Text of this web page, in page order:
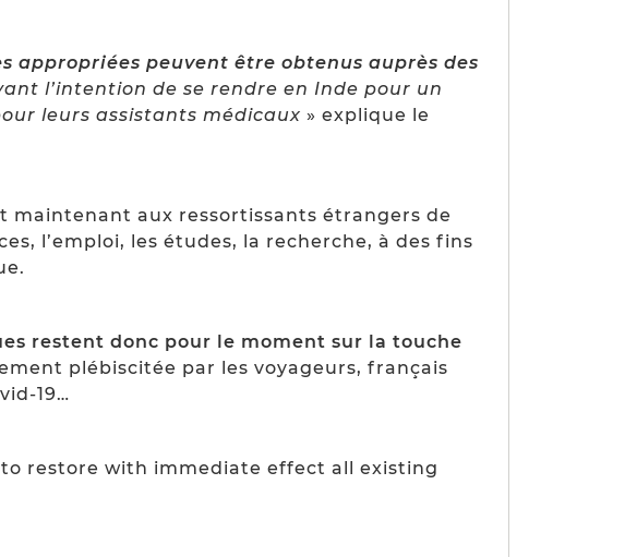
appropriées peuvent être obtenus auprès des
l’intention de se rendre en Inde pour un
leurs assistants médicaux » explique le
maintenant aux ressortissants étrangers de
l’emploi, les études, la recherche, à des fins
restent donc pour le moment sur la touche
plébiscitée par les voyageurs, français
19…
restore with immediate effect all existing